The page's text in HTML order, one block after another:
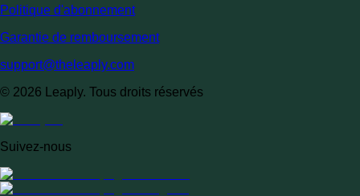
Politique d'abonnement
Garantie de remboursement
support@theleaply.com
© 2026 Leaply. Tous droits réservés
Suivez-nous